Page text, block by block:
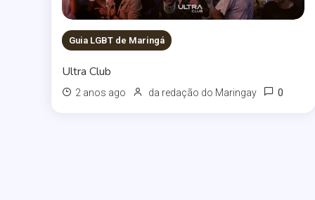
Guia LGBT de Maringá
Ultra Club
2 anos ago da redação do Maringay 0